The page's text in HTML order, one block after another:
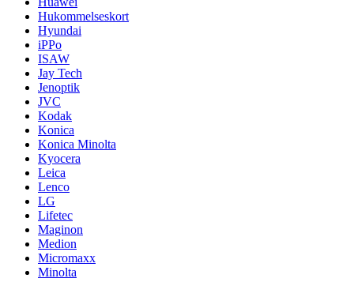
Hukommelseskort
Hyundai
iPPo
ISAW
Jay Tech
Jenoptik
JVC
Kodak
Konica
Konica Minolta
Kyocera
Leica
Lenco
LG
Lifetec
Maginon
Medion
Micromaxx
Minolta